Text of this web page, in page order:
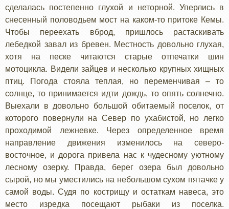
сделалась постепенно глухой и неторной. Уперлись в
снесенный половодьем мост на каком-то притоке Кемы.
Чтобы переехать вброд, пришлось растаскивать
лебедкой завал из бревен. Местность довольно глухая,
хотя на песке читаются старые отпечатки шин
мотоцикла. Видели зайцев и несколько крупных хищных
птиц. Погода стояла теплая, но переменчивая – то
солнце, то принимается идти дождь, то опять солнечно.
Выехали в довольно большой обитаемый поселок, от
которого повернули на Север по ухабистой, но легко
проходимой лежневке. Через определенное время
направление движения изменилось на северо-
восточное, и дорога привела нас к чудесному уютному
лесному озерку. Правда, берег озера был довольно
сырой, но мы уместились на небольшом сухом пятачке у
самой воды. Судя по кострищу и остаткам навеса, это
место изредка посещают рыбаки из поселка.